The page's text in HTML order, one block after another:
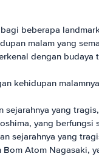
beberapa
malam yang
dengan
kehidupan
yang
yang
yang
Atom Nagasaki,